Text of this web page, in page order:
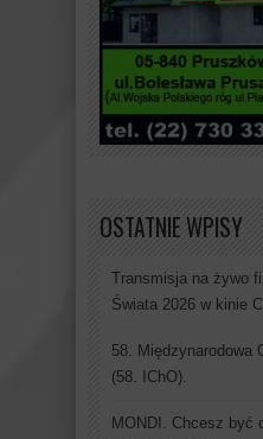
OSTATNIE WPISY
Transmisja na żywo
Świata 2026 w kinie
58. Międzynarodowa
(58. IChO).
MONDI. Chcesz być